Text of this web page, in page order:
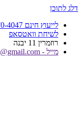
דלג לתוכן
לייעוץ חינם 052-670-4047
לשיחת וואטסאפ
רוזמרין 11 יבנה
מייל - amitmatan1509@gmail.com